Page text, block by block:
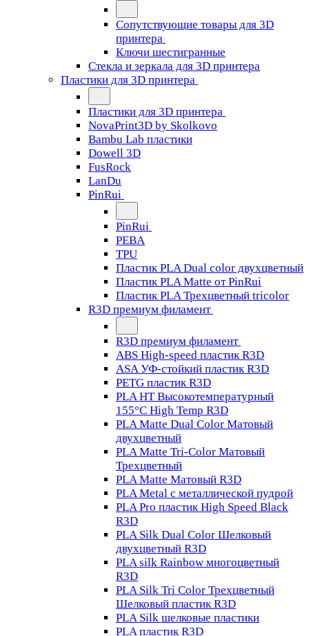
Сопутствующие товары для 3D
принтера
Ключи шестигранные
Стекла и зеркала для 3D принтера
Пластики для 3D принтера
Пластики для 3D принтера
NovaPrint3D by Skolkovo
Bambu Lab пластики
Dowell 3D
FusRock
LanDu
PinRui
PinRui
PEBA
TPU
Пластик PLA Dual color двухцветный
Пластик PLA Matte от PinRui
Пластик PLA Трехцветный tricolor
R3D премиум филамент
R3D премиум филамент
ABS High-speed пластик R3D
ASA УФ-стойкий пластик R3D
PETG пластик R3D
PLA HT Высокотемпературный
155°C High Temp R3D
PLA Matte Dual Color Матовый
двухцветный
PLA Matte Tri-Color Матовый
Трехцветный
PLA Matte Матовый R3D
PLA Metal с металлической пудрой
PLA Pro пластик High Speed Black
R3D
PLA Silk Dual Color Шелковый
двухцветный R3D
PLA silk Rainbow многоцветный
R3D
PLA Silk Tri Color Трехцветный
Шелковый пластик R3D
PLA Silk шелковые пластики
PLA пластик R3D